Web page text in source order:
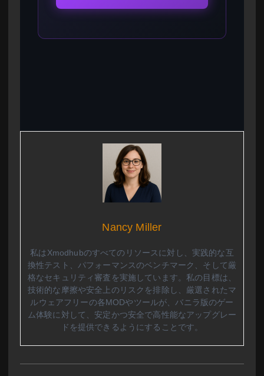
Nancy Miller
私はXmodhubのすべてのリソースに対し、実践的な互
換性テスト、パフォーマンスのベンチマーク、そして厳
格なセキュリティ審査を実施しています。私の目標は、
技術的な摩擦や安全上のリスクを排除し、厳選されたマ
ルウェアフリーの各MODやツールが、バニラ版のゲー
ム体験に対して、安定かつ安全で高性能なアップグレー
ドを提供できるようにすることです。